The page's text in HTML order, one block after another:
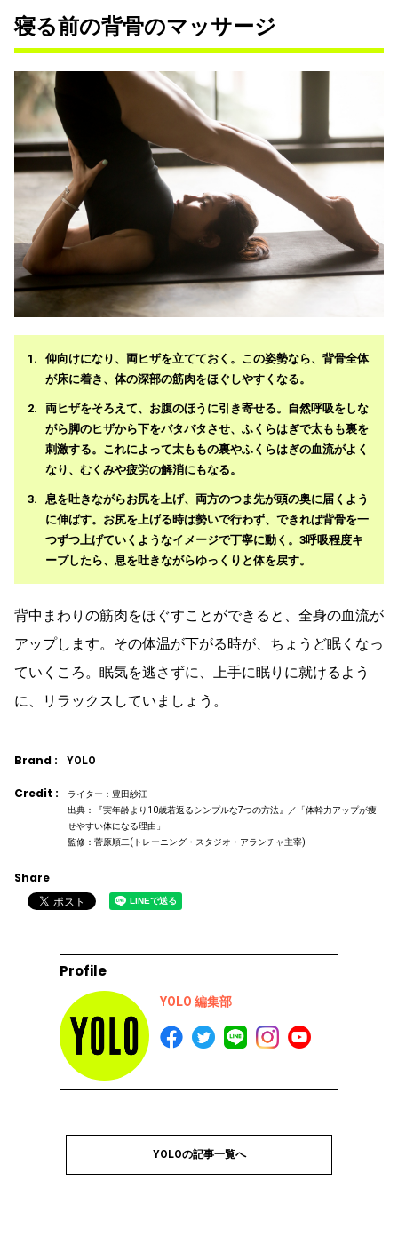
寝る前の背骨のマッサージ
仰向けになり、両ヒザを立てておく。この姿勢なら、背骨全体
が床に着き、体の深部の筋肉をほぐしやすくなる。
両ヒザをそろえて、お腹のほうに引き寄せる。自然呼吸をしな
がら脚のヒザから下をバタバタさせ、ふくらはぎで太もも裏を
刺激する。これによって太ももの裏やふくらはぎの血流がよく
なり、むくみや疲労の解消にもなる。
息を吐きながらお尻を上げ、両方のつま先が頭の奥に届くよう
に伸ばす。お尻を上げる時は勢いで行わず、できれば背骨を一
つずつ上げていくようなイメージで丁寧に動く。3呼吸程度キ
ープしたら、息を吐きながらゆっくりと体を戻す。
背中まわりの筋肉をほぐすことができると、全身の血流が
アップします。その体温が下がる時が、ちょうど眠くなっ
ていくころ。眠気を逃さずに、上手に眠りに就けるよう
に、リラックスしていましょう。
Brand : YOLO
Credit :
ライター：豊田紗江
出典：『実年齢より10歳若返るシンプルな7つの方法』／「体幹力アップが痩
せやすい体になる理由」
監修：菅原順二(トレーニング・スタジオ・アランチャ主宰)
Share
Profile
YOLO 編集部
YOLOの記事一覧へ